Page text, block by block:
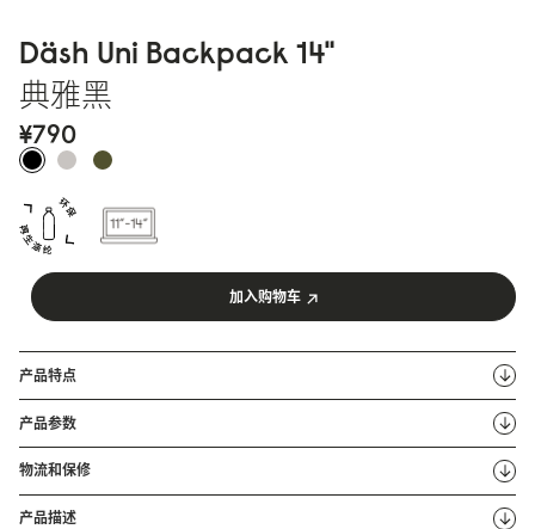
Däsh Uni Backpack 14"
典雅黑
¥790
加入购物车
产品特点
产品参数
物流和保修
产品描述